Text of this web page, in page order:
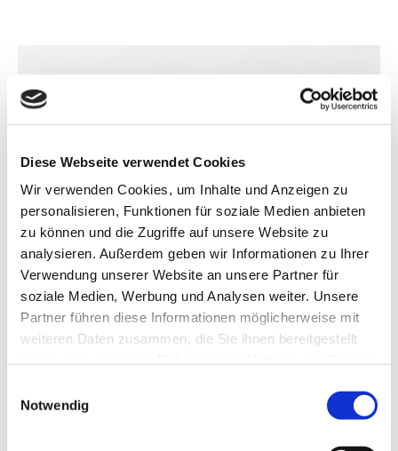
Diese Webseite verwendet Cookies
Wir verwenden Cookies, um Inhalte und Anzeigen zu
personalisieren, Funktionen für soziale Medien anbieten
zu können und die Zugriffe auf unsere Website zu
analysieren. Außerdem geben wir Informationen zu Ihrer
Verwendung unserer Website an unsere Partner für
soziale Medien, Werbung und Analysen weiter. Unsere
Partner führen diese Informationen möglicherweise mit
weiteren Daten zusammen, die Sie ihnen bereitgestellt
Notwendig
Der Umgang mit Grafiken unterliegt einer pragmatischen